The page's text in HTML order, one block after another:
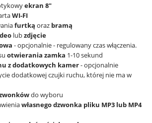
ekran 8"
WI-FI
furtką oraz bramą
lubzdjęcie
- opcjonalnie - regulowany czas włączenia.
otwierania zamka 1-10 sekund
z dodatkowych kamer- opcjonalnie
dodatkowej czujki ruchu, której nie ma w
do wyboru
własnego dzwonka pliku MP3 lub MP4